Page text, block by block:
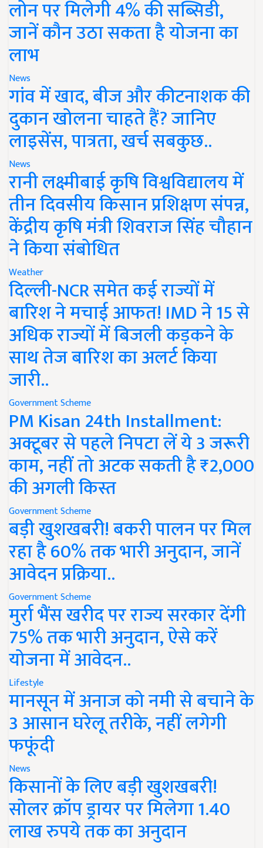
लोन पर मिलेगी 4% की सब्सिडी,
जानें कौन उठा सकता है योजना का
लाभ
News
गांव में खाद, बीज और कीटनाशक की
दुकान खोलना चाहते हैं? जानिए
लाइसेंस, पात्रता, खर्च सबकुछ..
News
रानी लक्ष्मीबाई कृषि विश्वविद्यालय में
तीन दिवसीय किसान प्रशिक्षण संपन्न,
केंद्रीय कृषि मंत्री शिवराज सिंह चौहान
ने किया संबोधित
Weather
दिल्ली-NCR समेत कई राज्यों में
बारिश ने मचाई आफत! IMD ने 15 से
अधिक राज्यों में बिजली कड़कने के
साथ तेज बारिश का अलर्ट किया
जारी..
Government Scheme
PM Kisan 24th Installment:
अक्टूबर से पहले निपटा लें ये 3 जरूरी
काम, नहीं तो अटक सकती है ₹2,000
की अगली किस्त
Government Scheme
बड़ी खुशखबरी! बकरी पालन पर मिल
रहा है 60% तक भारी अनुदान, जानें
आवेदन प्रक्रिया..
Government Scheme
मुर्रा भैंस खरीद पर राज्य सरकार देंगी
75% तक भारी अनुदान, ऐसे करें
योजना में आवेदन..
Lifestyle
मानसून में अनाज को नमी से बचाने के
3 आसान घरेलू तरीके, नहीं लगेगी
फफूंदी
News
किसानों के लिए बड़ी खुशखबरी!
सोलर क्रॉप ड्रायर पर मिलेगा 1.40
लाख रुपये तक का अनुदान